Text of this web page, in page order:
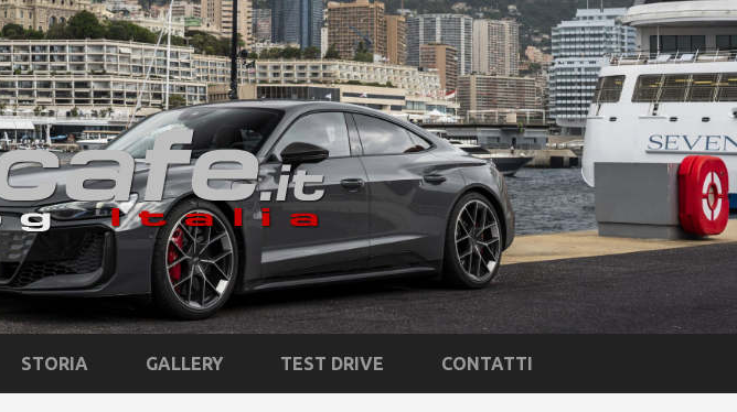
STORIA GALLERY TEST DRIVE CONTATTI